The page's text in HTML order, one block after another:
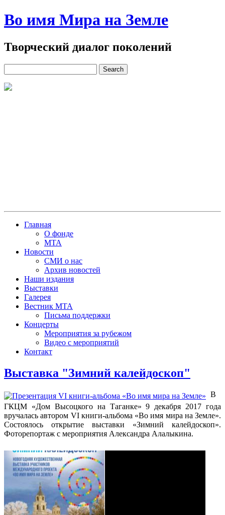
Во имя Мира на Земле
Творческий диалог поколений
Главная
О фонде
МТА
Новости
СМИ о нас
Архив новостей
Наши издания
Выставки
Галерея
Вестник МТА
Письма поддержки
Концерты
Мероприятия за рубежом
Видео с мероприятий
Контакт
Выставка "Зимний калейдоскоп"
В
ГКЦМ «Дом Высоцкого на Таганке» 9 декабря 2017 года
вручалась автором VI книги-альбома «Во имя мира на Земле».
Состоялось открытие выставки «Зимний калейдоскоп».
Фоторепортаж с мероприятия Александра Алалыкина.